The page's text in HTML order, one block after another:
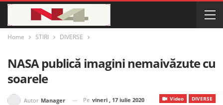
Home STIRI DIVERSE
NASA publică imagini nemaivăzute cu
soarele
Video DIVERSE
Autor Manager Pe vineri , 17 iulie 2020